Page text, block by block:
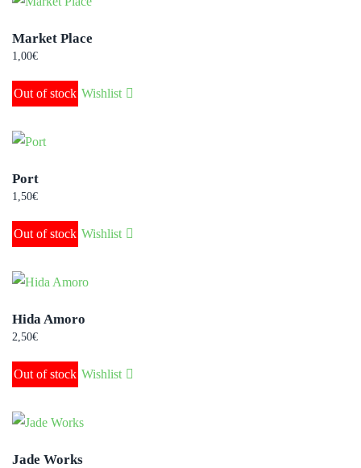
Market Place
1,00€
Out of stock Wishlist
Port
1,50€
Out of stock Wishlist
Hida Amoro
2,50€
Out of stock Wishlist
Jade Works